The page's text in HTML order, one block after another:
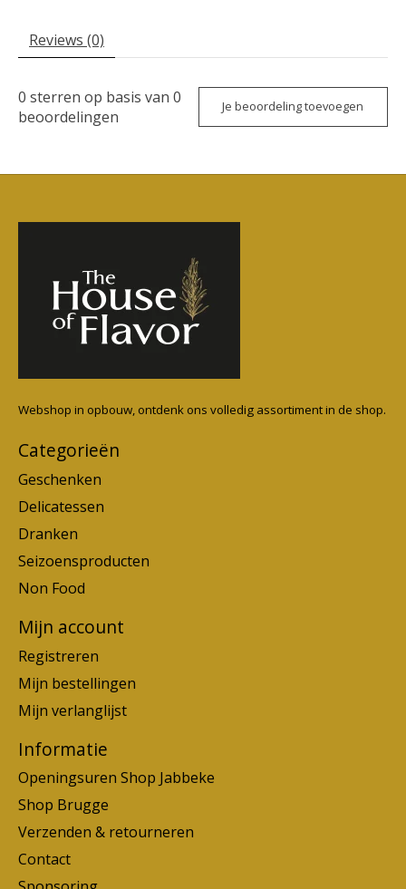
Reviews (0)
0 sterren op basis van 0
beoordelingen
Je beoordeling toevoegen
Webshop in opbouw, ontdenk ons volledig assortiment in de shop.
Categorieën
Geschenken
Delicatessen
Dranken
Seizoensproducten
Non Food
Mijn account
Registreren
Mijn bestellingen
Mijn verlanglijst
Informatie
Openingsuren Shop Jabbeke
Shop Brugge
Verzenden & retourneren
Contact